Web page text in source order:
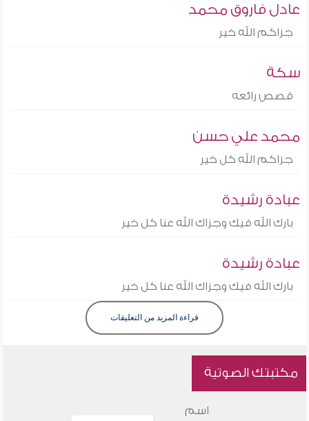
عادل فاروق محمد
جزاكم الله خير
سكة
قصص رائعه
محمد علي حسن
جزاكم الله كل خير
عبادة رشيدة
بارك الله فيك وجزاك الله عنا كل خير
عبادة رشيدة
بارك الله فيك وجزاك الله عنا كل خير
قراءة المزيد من التعليقات
مكتبتك الصوتية
اسم